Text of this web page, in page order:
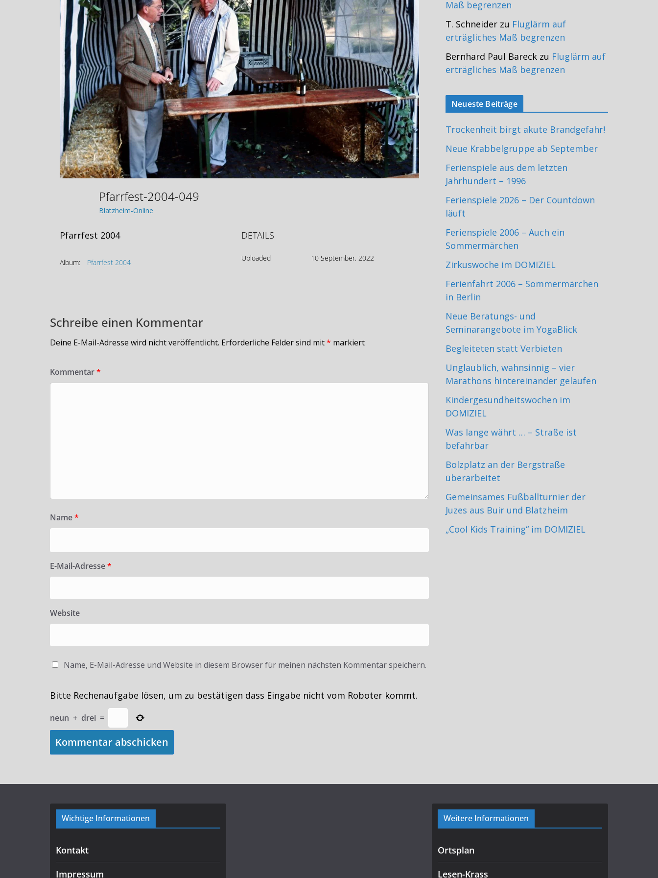
Pfarrfest-2004-049
Blatzheim-Online
Pfarrfest 2004
Album: Pfarrfest 2004
DETAILS
Uploaded 10 September, 2022
Schreibe einen Kommentar
Deine E-Mail-Adresse wird nicht veröffentlicht. Erforderliche Felder sind mit* markiert
Kommentar*
Name*
E-Mail-Adresse*
Website
Name, E-Mail-Adresse und Website in diesem Browser für meinen nächsten Kommentar speichern.
Bitte Rechenaufgabe lösen, um zu bestätigen dass Eingabe nicht vom Roboter kommt.
neun + drei =
Maß begrenzen
T. Schneider zu Fluglärm auf
erträgliches Maß begrenzen
Bernhard Paul Bareck zu Fluglärm auf
erträgliches Maß begrenzen
Neueste Beiträge
Trockenheit birgt akute Brandgefahr!
Neue Krabbelgruppe ab September
Ferienspiele aus dem letzten
Jahrhundert – 1996
Ferienspiele 2026 – Der Countdown
läuft
Ferienspiele 2006 – Auch ein
Sommermärchen
Zirkuswoche im DOMIZIEL
Ferienfahrt 2006 – Sommermärchen
in Berlin
Neue Beratungs- und
Seminarangebote im YogaBlick
Begleiteten statt Verbieten
Unglaublich, wahnsinnig – vier
Marathons hintereinander gelaufen
Kindergesundheitswochen im
DOMIZIEL
Was lange währt … – Straße ist
befahrbar
Bolzplatz an der Bergstraße
überarbeitet
Gemeinsames Fußballturnier der
Juzes aus Buir und Blatzheim
„Cool Kids Training“ im DOMIZIEL
Wichtige Informationen
Kontakt
Impressum
Weitere Informationen
Ortsplan
Lesen-Krass